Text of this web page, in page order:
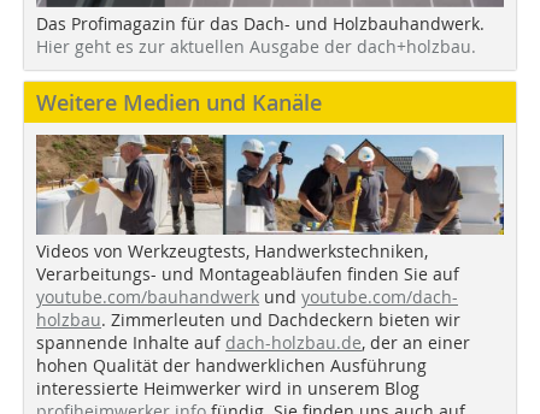
Das Profimagazin für das Dach- und Holzbauhandwerk.
Hier geht es zur aktuellen Ausgabe der dach+holzbau.
Weitere Medien und Kanäle
Videos von Werkzeugtests, Handwerkstechniken,
Verarbeitungs- und Montageabläufen finden Sie auf
youtube.com/bauhandwerk und youtube.com/dach-
holzbau. Zimmerleuten und Dachdeckern bieten wir
spannende Inhalte auf dach-holzbau.de, der an einer
hohen Qualität der handwerklichen Ausführung
interessierte Heimwerker wird in unserem Blog